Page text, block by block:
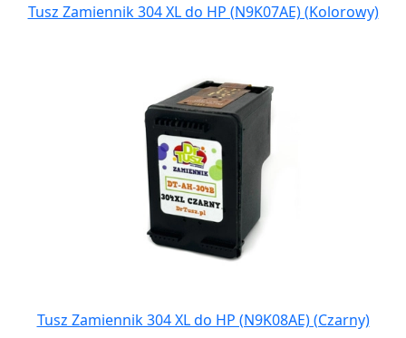
Tusz Zamiennik 304 XL do HP (N9K07AE) (Kolorowy)
Tusz Zamiennik 304 XL do HP (N9K08AE) (Czarny)